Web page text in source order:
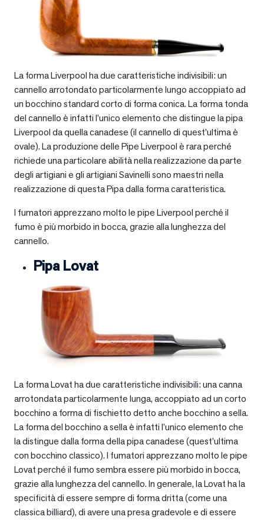
La forma Liverpool ha due caratteristiche indivisibili: un
cannello arrotondato particolarmente lungo accoppiato ad
un bocchino standard corto di forma conica. La forma tonda
del cannello è infatti l’unico elemento che distingue la pipa
Liverpool da quella canadese (il cannello di quest’ultima è
ovale). La produzione delle Pipe Liverpool è rara perché
richiede una particolare abilità nella realizzazione da parte
degli artigiani e gli artigiani Savinelli sono maestri nella
realizzazione di questa Pipa dalla forma caratteristica.
I fumatori apprezzano molto le pipe Liverpool perché il
fumo è più morbido in bocca, grazie alla lunghezza del
cannello.
Pipa Lovat
La forma Lovat ha due caratteristiche indivisibili: una canna
arrotondata particolarmente lunga, accoppiato ad un corto
bocchino a forma di fischietto detto anche bocchino a sella.
La forma del bocchino a sella è infatti l’unico elemento che
la distingue dalla forma della pipa canadese (quest’ultima
con bocchino classico). I fumatori apprezzano molto le pipe
Lovat perché il fumo sembra essere più morbido in bocca,
grazie alla lunghezza del cannello. In generale, la Lovat ha la
specificità di essere sempre di forma dritta (come una
classica billiard), di avere una presa gradevole e di essere